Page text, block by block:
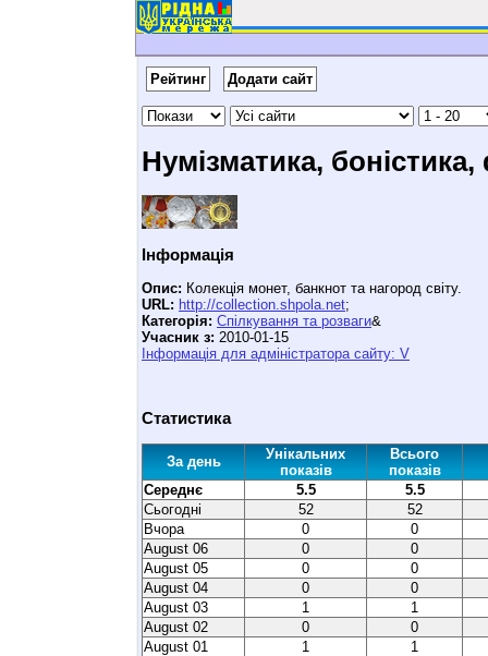
Рейтинг Додати сайт
Нумізматика,
Інформація
Опис: Колекція монет, банкнот та нагород світу.
URL: http://collection.shpola.net;
Категорія: Спілкування та розваги&
Учасник з: 2010-01-15
Інформація для адміністратора сайту: V
Статистика
За день
Унікальних
показів
Всього
показів
Середнє
5.5
5.5
Сьогодні
52
52
Вчора
0
0
August 06
0
0
August 05
0
0
August 04
0
0
August 03
1
1
August 02
0
0
August 01
1
1